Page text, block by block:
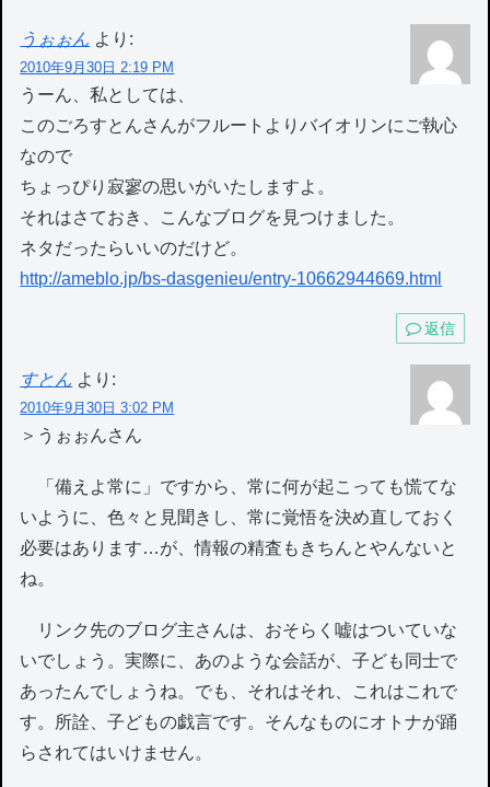
うぉぉん より:
2010年9月30日 2:19 PM
うーん、私としては、
このごろすとんさんがフルートよりバイオリンにご執心
なので
ちょっぴり寂寥の思いがいたしますよ。
それはさておき、こんなブログを見つけました。
ネタだったらいいのだけど。
http://ameblo.jp/bs-dasgenieu/entry-10662944669.html
返信
すとん より:
2010年9月30日 3:02 PM
＞うぉぉんさん
「備えよ常に」ですから、常に何が起こっても慌てな
いように、色々と見聞きし、常に覚悟を決め直しておく
必要はあります…が、情報の精査もきちんとやんないと
ね。
リンク先のブログ主さんは、おそらく嘘はついていな
いでしょう。実際に、あのような会話が、子ども同士で
あったんでしょうね。でも、それはそれ、これはこれで
す。所詮、子どもの戯言です。そんなものにオトナが踊
らされてはいけません。